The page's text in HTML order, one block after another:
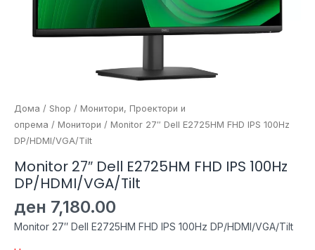
Дома / Shop / Монитори, Проектори и
опрема / Монитори / Monitor 27″ Dell E2725HM FHD IPS 100Hz
DP/HDMI/VGA/Tilt
Monitor 27″ Dell E2725HM FHD IPS 100Hz
DP/HDMI/VGA/Tilt
ден 7,180.00
Monitor 27″ Dell E2725HM FHD IPS 100Hz DP/HDMI/VGA/Tilt